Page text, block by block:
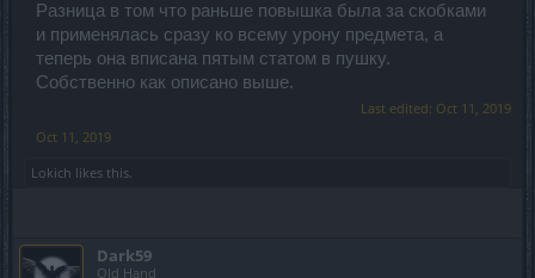
Разница в том что раньше повышка была за скобками
и применялась сразу ко всему урону предмета, а
теперь она вписана пятым статом в пушку.
Собственно как описано выше.
Last edited: Oct 11, 2019
Oct 11, 2019
Lokich likes this.
Dark59
Old Hand